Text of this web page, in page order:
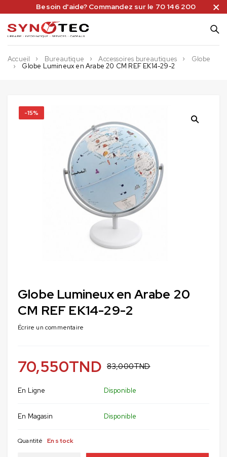
Besoin d'aide? Commandez sur le 70 146 200
Accueil Bureautique Accessoires bureautiques
Globe
Globe Lumineux en Arabe 20 CM REF EK14-29-2
-15%
Globe Lumineux en Arabe 20
CM REF EK14-29-2
Écrire un commentaire
83,000TND
70,550TND
En Ligne Disponible
En Magasin Disponible
Quantité En stock